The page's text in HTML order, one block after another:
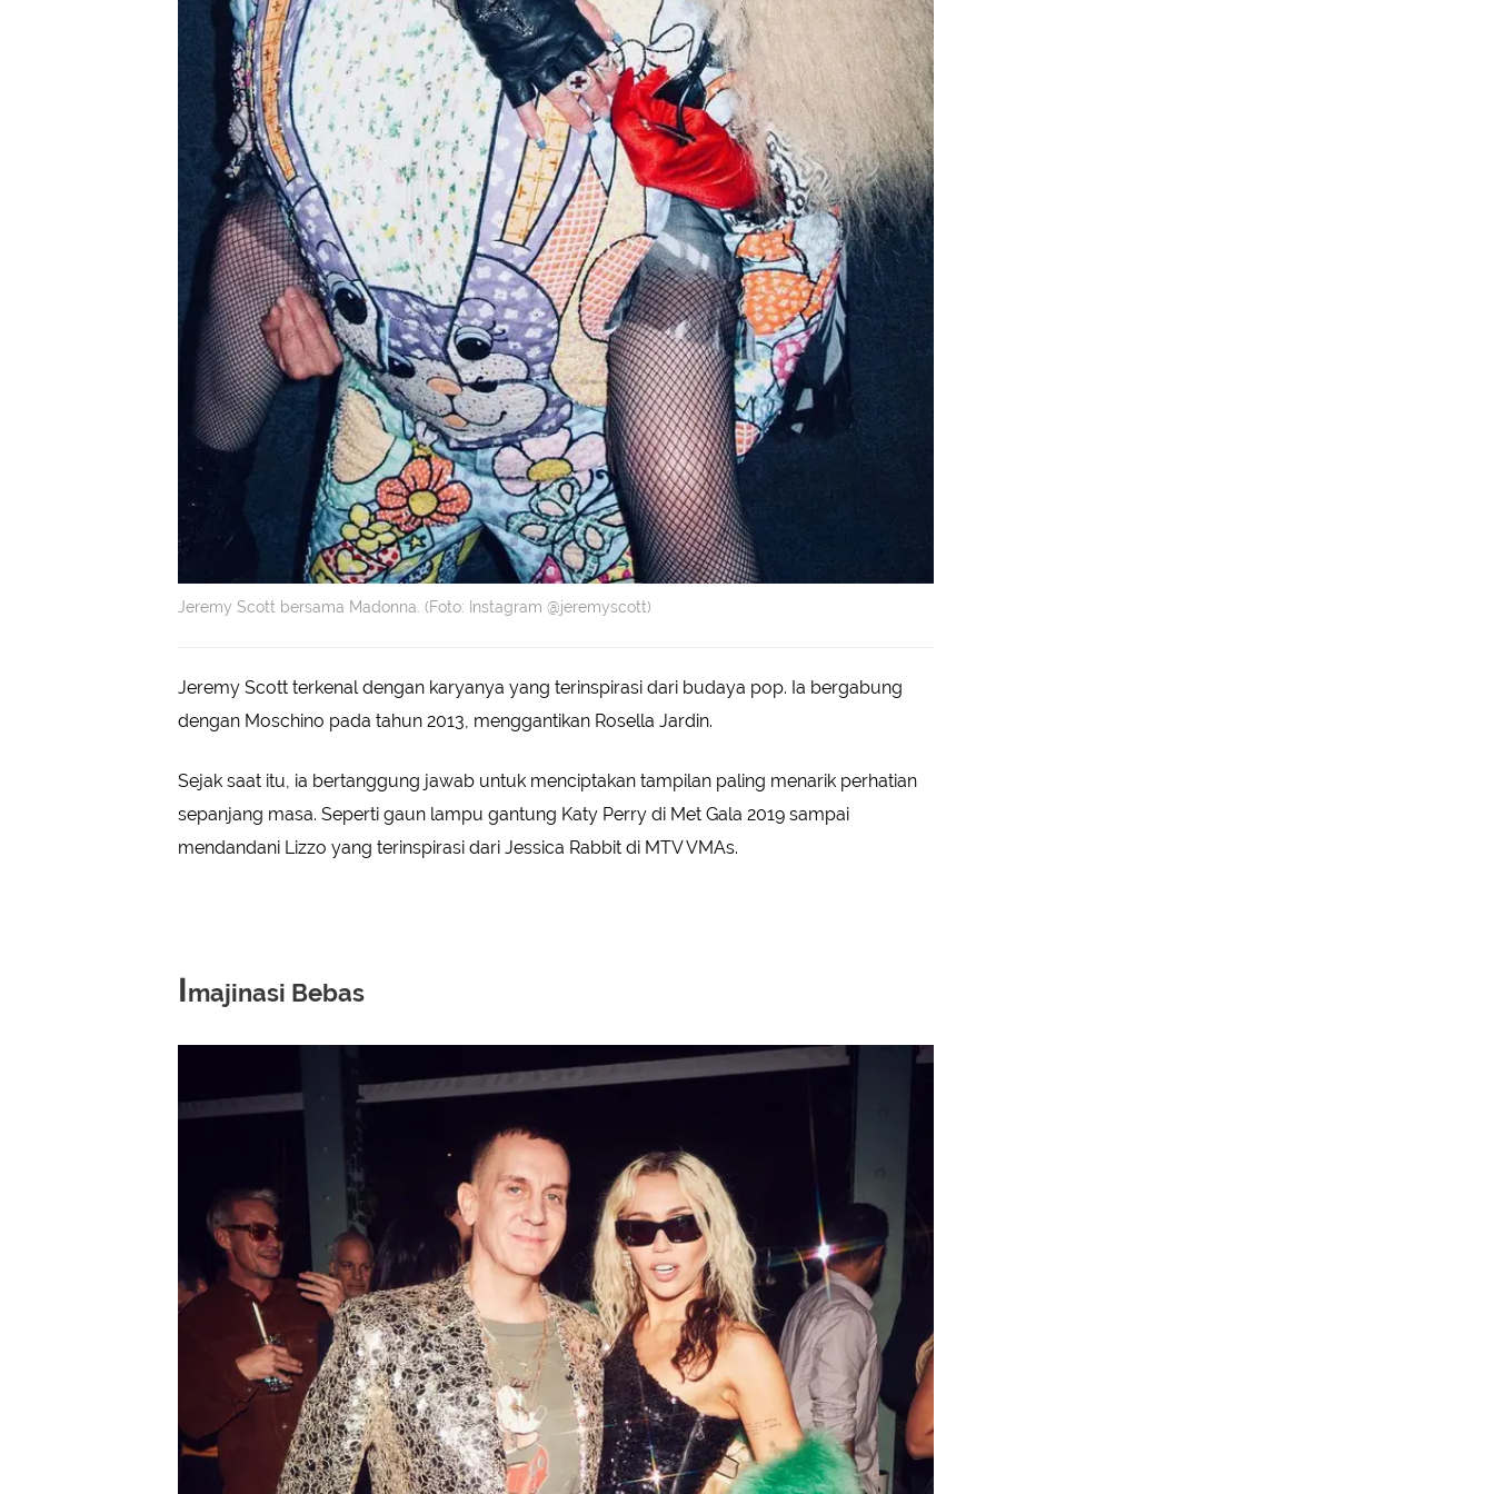
Jeremy Scott bersama Madonna. (Foto: Instagram @jeremyscott)
Jeremy Scott terkenal dengan karyanya yang terinspirasi dari budaya pop. Ia bergabung
dengan Moschino pada tahun 2013, menggantikan Rosella Jardin.
Sejak saat itu, ia bertanggung jawab untuk menciptakan tampilan paling menarik perhatian
sepanjang masa. Seperti gaun lampu gantung Katy Perry di Met Gala 2019 sampai
mendandani Lizzo yang terinspirasi dari Jessica Rabbit di MTV VMAs.
Imajinasi Bebas